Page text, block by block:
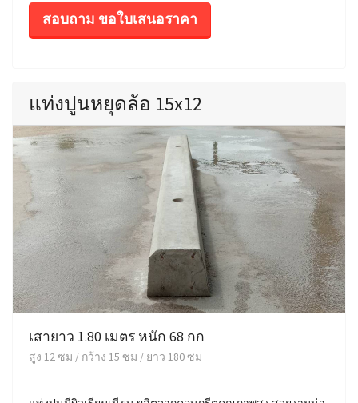
สอบถาม ขอใบเสนอราคา
แท่งปูนหยุดล้อ 15x12
เสายาว 1.80 เมตร หนัก 68 กก
สูง 12 ซม / กว้าง 15 ซม / ยาว 180 ซม